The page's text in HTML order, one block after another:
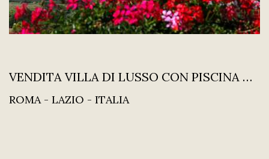
VENDITA VILLA DI LUSSO CON PISCINA MARE CERVETERI
ROMA - LAZIO - ITALIA